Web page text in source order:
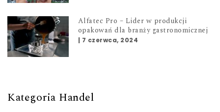
Alfatec Pro – Lider w produkcji
opakowań dla branży gastronomicznej
| 7 czerwca, 2024
Kategoria Handel